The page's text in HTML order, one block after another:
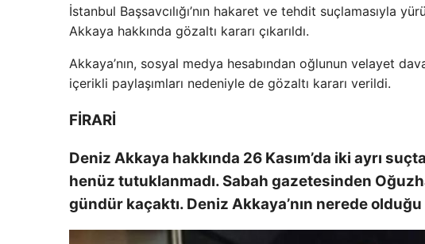
İstanbul Başsavcılığı’nın hakaret ve tehdit suçlamasıyla
Akkaya hakkında gözaltı kararı çıkarıldı.
Akkaya’nın, sosyal medya hesabından oğlunun velayet
içerikli paylaşımları nedeniyle de gözaltı kararı verildi.
FİRARİ
Deniz Akkaya hakkında 26 Kasım’da iki ayrı
henüz tutuklanmadı. Sabah gazetesinden
gündür kaçaktı. Deniz Akkaya’nın nerede